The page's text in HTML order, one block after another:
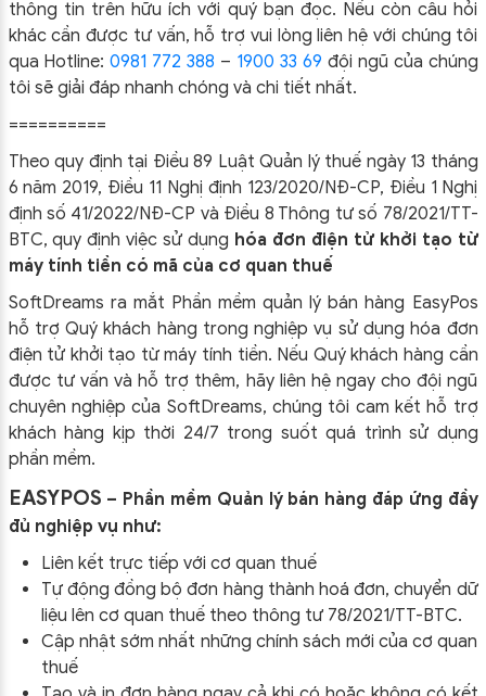
thông tin trên hữu ích với quý bạn đọc. Nếu còn câu hỏi
khác cần được tư vấn, hỗ trợ vui lòng liên hệ với chúng tôi
qua Hotline:0981 772 388 – 1900 33 69 đội ngũ của chúng
tôi sẽ giải đáp nhanh chóng và chi tiết nhất.
==========
Theo quy định tại Điều 89 Luật Quản lý thuế ngày 13 tháng
6 năm 2019, Điều 11 Nghị định 123/2020/NĐ-CP, Điều 1 Nghị
định số 41/2022/NĐ-CP và Điều 8 Thông tư số 78/2021/TT-
BTC, quy định việc sử dụng hóa đơn điện tử khởi tạo từ
máy tính tiền có mã của cơ quan thuế
SoftDreams ra mắt Phần mềm quản lý bán hàng EasyPos
hỗ trợ Quý khách hàng trong nghiệp vụ sử dụnghóa đơn
điện tử khởi tạo từ máy tính tiền. Nếu Quý khách hàng cần
được tư vấn và hỗ trợ thêm, hãy liên hệ ngay cho đội ngũ
chuyên nghiệp của SoftDreams, chúng tôi cam kết hỗ trợ
khách hàng kịp thời 24/7 trong suốt quá trình sử dụng
phần mềm.
EASYPOS – Phần mềm Quản lý bán hàng đáp ứng đầy
đủ nghiệp vụ như:
Liên kết trực tiếp với cơ quan thuế
Tự động đồng bộ đơn hàng thành hoá đơn, chuyển dữ
liệu lên cơ quan thuế theo thông tư 78/2021/TT-BTC.
Cập nhật sớm nhất những chính sách mới của cơ quan
thuế